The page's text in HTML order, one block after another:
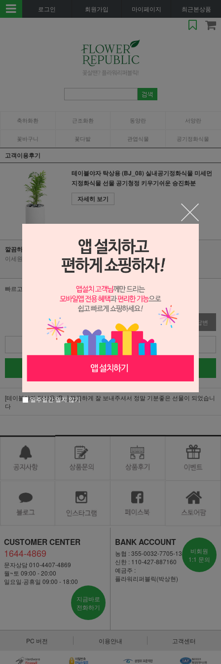
로그인 회원가입 마이페이지 최근본상품
축하화환 근조화환 동양란 서양란
꽃바구니 꽃다발 관엽식물 공기정화식물
고객이용후기
테이블야자 탁상용 (BJ_08) 실내공기정화식물 미세먼
지정화식물 선물 공기청정 키우기쉬운 승진화분
자세히 보기
깔끔하게 잘 보내주셔서 정말 기분좋은 선물이 되었습니다
이세원 2026-06-09 | 조회수 38
빠르고 정확한 배송 감사합니다
삭제 답변
목록
글쓰기
[테이블야자 탁상용 (B...]깔끔하게 잘 보내주셔서 정말 기분좋은 선물이 되었습니
다
CUSTOMER CENTER
1644-4869
문자상담 010-4407-4869
월~토 09:00 - 20:00
일요일·공휴일 09:00 - 18:00
지금바로
전화하기
BANK ACCOUNT
농협 : 355-0032-7705-13
신한 : 110-427-887160
예금주 :
플라워리퍼블릭(박상현)
비회원
1:1 문의
PC 버전 이용안내 고객센터
일주일간 열지 않기